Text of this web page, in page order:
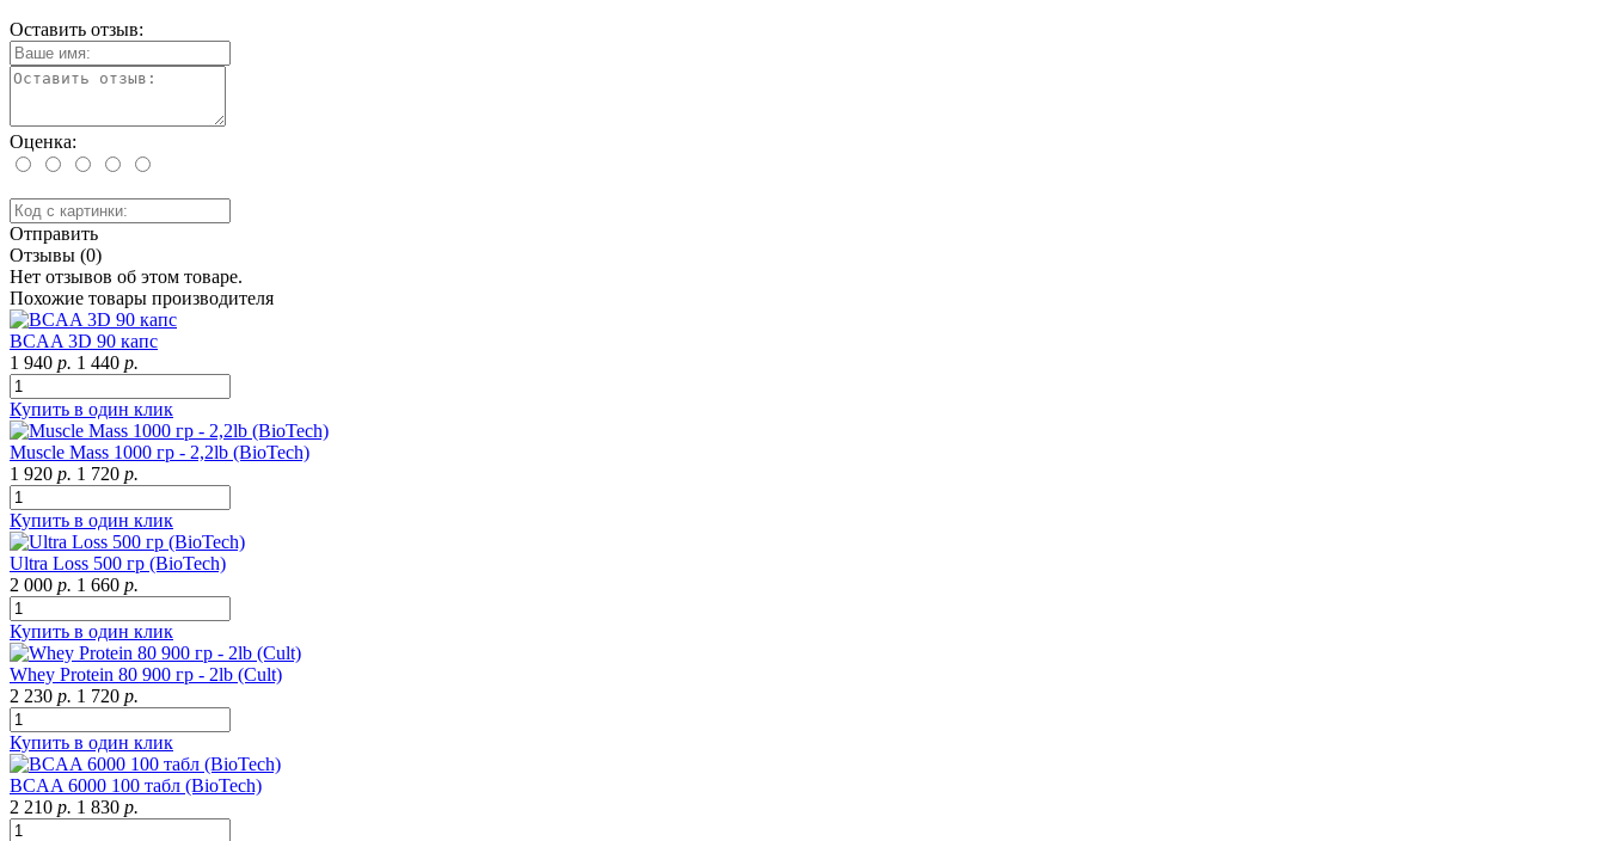
Оставить отзыв:
Оценка:
Отправить
Отзывы (0)
Нет отзывов об этом товаре.
Похожие товары производителя
BCAA 3D 90 капс
1 940 р. 1 440 р.
Купить в один клик
Muscle Mass 1000 гр - 2,2lb (BioTech)
1 920 р. 1 720 р.
Купить в один клик
Ultra Loss 500 гр (BioTech)
2 000 р. 1 660 р.
Купить в один клик
Whey Protein 80 900 гр - 2lb (Cult)
2 230 р. 1 720 р.
Купить в один клик
BCAA 6000 100 табл (BioTech)
2 210 р. 1 830 р.